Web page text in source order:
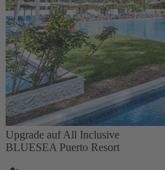
Upgrade auf All Inclusive
BLUESEA Puerto Resort